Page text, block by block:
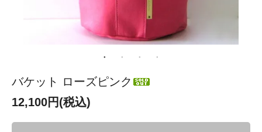
バケット ローズピンク
12,100円(税込)